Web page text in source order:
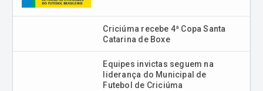
Criciúma recebe 4ª Copa Santa
Catarina de Boxe
Equipes invictas seguem na
liderança do Municipal de
Futebol de Criciúma